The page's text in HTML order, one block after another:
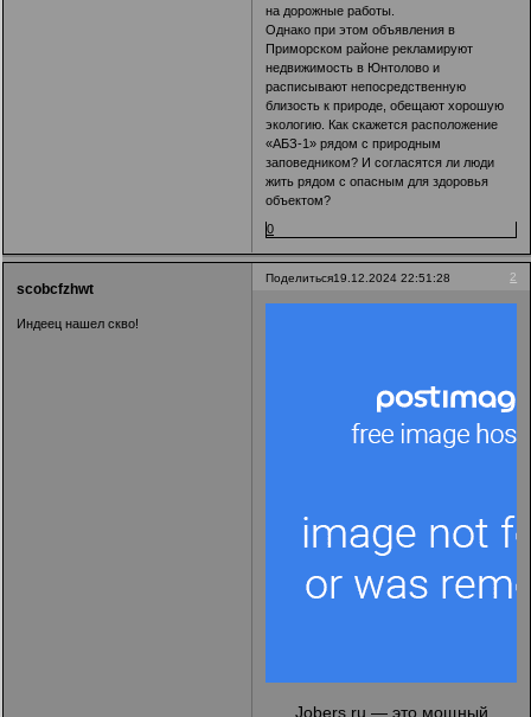
на дорожные работы.
Однако при этом объявления в
Приморском районе рекламируют
недвижимость в Юнтолово и
расписывают непосредственную
близость к природе, обещают хорошую
экологию. Как скажется расположение
«АБЗ-1» рядом с природным
заповедником? И согласятся ли люди
жить рядом с опасным для здоровья
объектом?
0
Поделиться 2
19.12.2024 22:51:28
scobcfzhwt
Индеец нашел скво!
Jobers.ru — это мощный